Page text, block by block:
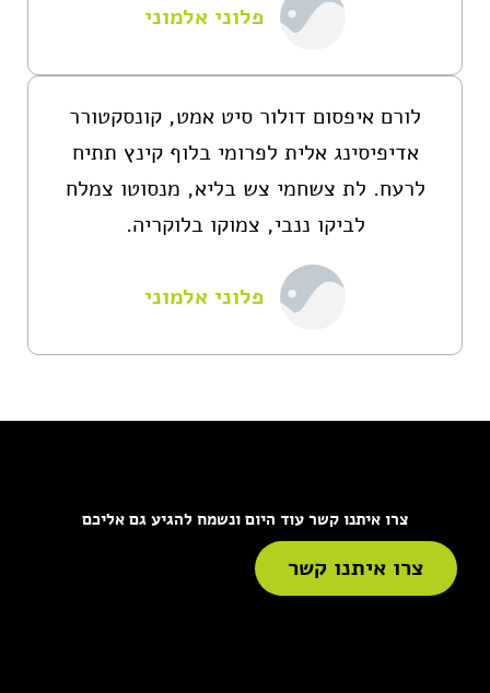
פלוני אלמוני
לורם איפסום דולור סיט אמט, קונסקטורר
אדיפיסינג אלית לפרומי בלוף קינץ תתיח
לרעח. לת צשחמי צש בליא, מנסוטו צמלח
לביקו ננבי, צמוקו בלוקריה.
פלוני אלמוני
צרו איתנו קשר עוד היום ונשמח להגיע גם אליכם
צרו איתנו קשר